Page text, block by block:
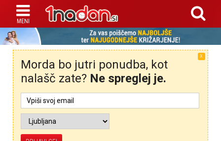
X
Morda bo jutri ponudba, kot
nalašč zate? Ne spreglej je.